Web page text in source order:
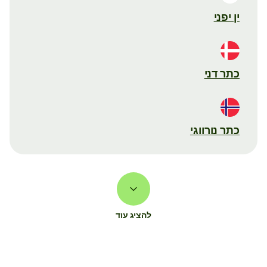
ין יפני
כתר דני
כתר נורווגי
להציג עוד